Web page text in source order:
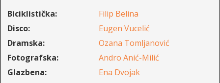
Biciklistička:
Filip Belina
Disco:
Eugen Vucelić
Dramska:
Ozana Tomljanović
Fotografska:
Andro Anić-Milić
Glazbena:
Ena Dvojak